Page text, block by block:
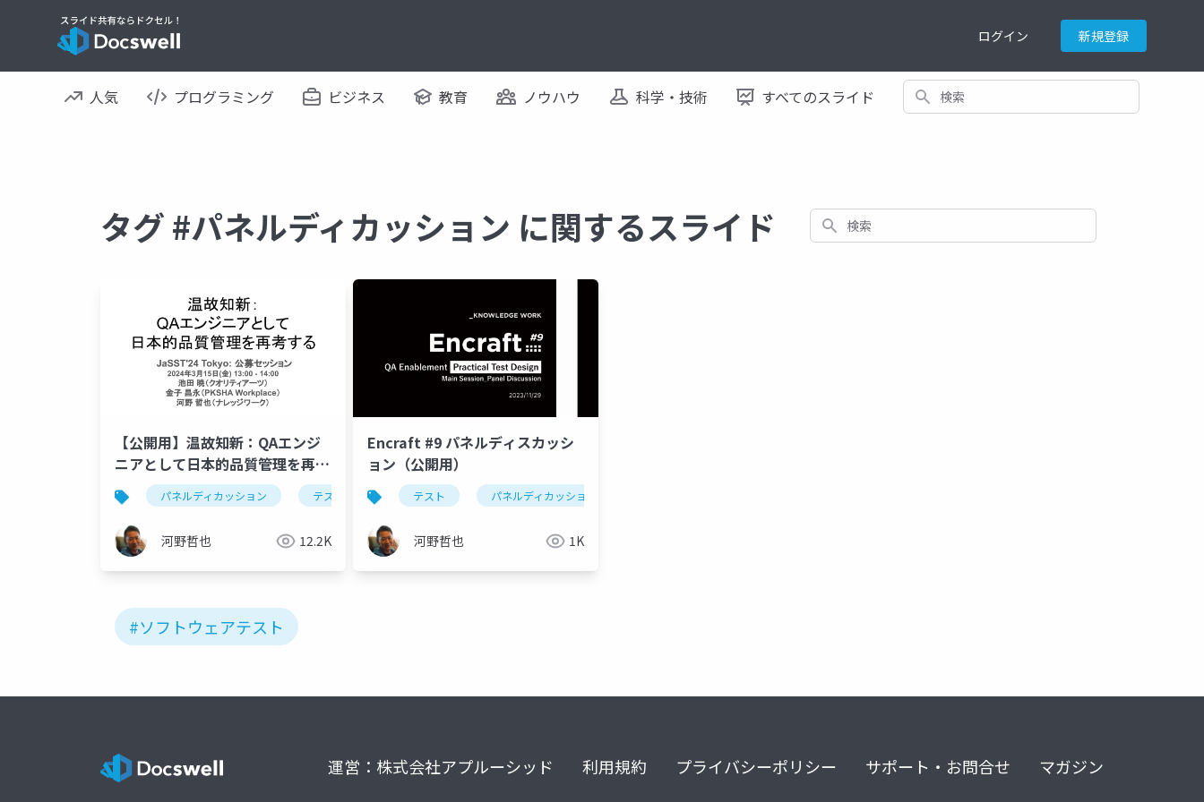
ログイン 新規登録
人気 プログラミング ビジネス 教育 ノウハウ 科学・技術 すべてのスライド 検索
タグ #パネルディカッション に関するスライド 検索
【公開用】温故知新：QAエンジ
ニアとして日本的品質管理を再考
する
パネルディカッション テスト qa
河野哲也 12.2K
Encraft #9 パネルディスカッシ
ョン（公開用）
テスト パネルディカッション
河野哲也 1K
#ソフトウェアテスト
運営：株式会社アプルーシッド 利用規約 プライバシーポリシー サポート・お問合せ マガジン